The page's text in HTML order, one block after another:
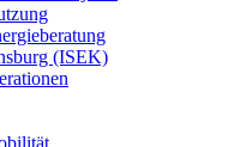
(ISEK)